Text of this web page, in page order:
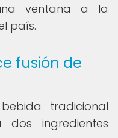
ventana a la
país.
fusión de
tradicional
ingredientes